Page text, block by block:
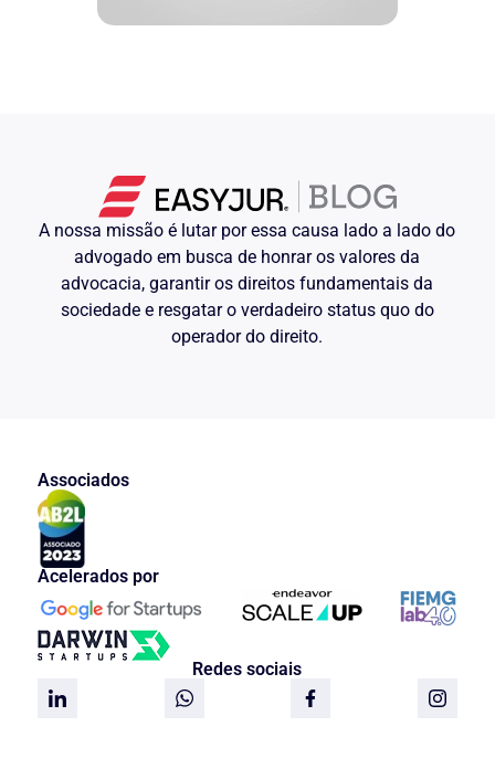
A nossa missão é lutar por essa causa lado a lado do
advogado em busca de honrar os valores da
advocacia, garantir os direitos fundamentais da
sociedade e resgatar o verdadeiro status quo do
operador do direito.
Associados
Acelerados por
Redes sociais